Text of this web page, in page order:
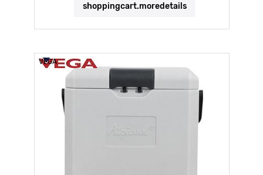
shoppingcart.moredetails
VEGA